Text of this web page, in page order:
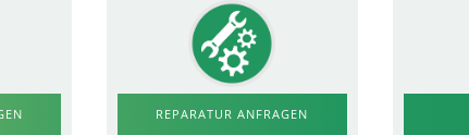
REPARATUR ANFRAGEN